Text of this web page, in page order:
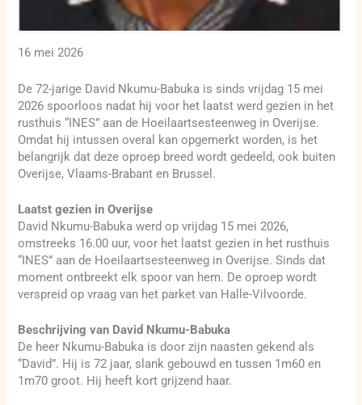
16 mei 2026
De 72-jarige David Nkumu-Babuka is sinds vrijdag 15 mei
2026 spoorloos nadat hij voor het laatst werd gezien in het
rusthuis “INES” aan de Hoeilaartsesteenweg in Overijse.
Omdat hij intussen overal kan opgemerkt worden, is het
belangrijk dat deze oproep breed wordt gedeeld, ook buiten
Overijse, Vlaams-Brabant en Brussel.
Laatst gezien in Overijse
David Nkumu-Babuka werd op vrijdag 15 mei 2026,
omstreeks 16.00 uur, voor het laatst gezien in het rusthuis
“INES” aan de Hoeilaartsesteenweg in Overijse. Sinds dat
moment ontbreekt elk spoor van hem. De oproep wordt
verspreid op vraag van het parket van Halle-Vilvoorde.
Beschrijving van David Nkumu-Babuka
De heer Nkumu-Babuka is door zijn naasten gekend als
“David”. Hij is 72 jaar, slank gebouwd en tussen 1m60 en
1m70 groot. Hij heeft kort grijzend haar.